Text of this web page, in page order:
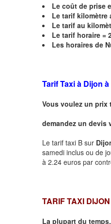
Le coût de prise
Le tarif kilomètre
Le tarif au
Le tarif horaire =
Les horaires de
Tarif Taxi à Dijon
Vous voulez un prix
demandez un devis
Le tarif taxi B sur
samedi inclus ou de
à 2.24 euros par
TARIF TAXI
La plupart du